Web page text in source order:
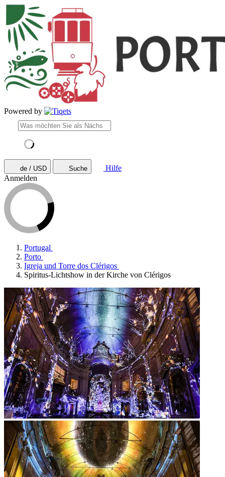
Powered by
de / USD Suche
Hilfe
Anmelden
Portugal
Porto
Igreja und Torre dos Clérigos
Spiritus-Lichtshow in der Kirche von Clérigos